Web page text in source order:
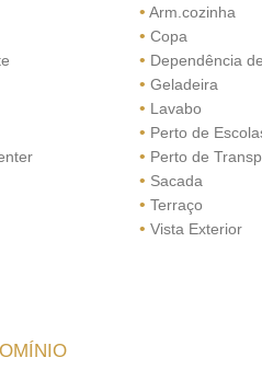
• Arm.cozinha
• Copa
• Dependência
• Geladeira
• Lavabo
• Perto de
• Perto de
• Sacada
• Terraço
• Vista Exterior